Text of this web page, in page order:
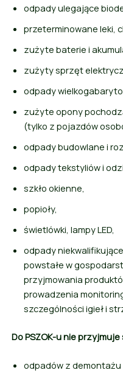
odpady ulegające
przeterminowane leki,
zużyte baterie i
zużyty sprzęt
odpady
zużyte opony
(tylko z pojazdów
odpady budowlane i
odpady tekstyliów i
szkło okienne,
popioły,
świetlówki, lampy LED,
odpady
powstałe w
przyjmowania
prowadzenia
szczególności igieł i
Do PSZOK-u nie przyjmuje
odpadów z demontażu